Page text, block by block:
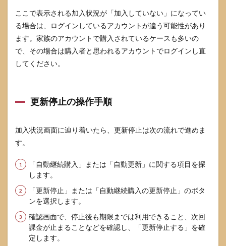
ここで表示される加入状況が「加入していない」になってい
る場合は、ログインしているアカウントが違う可能性があり
ます。家族のアカウントで購入されているケースも多いの
で、その場合は購入者と思われるアカウントでログインし直
してください。
更新停止の操作手順
加入状況画面に辿り着いたら、更新停止は次の流れで進めま
す。
「自動継続購入」または「自動更新」に関する項目を探
します。
「更新停止」または「自動継続購入の更新停止」のボタ
ンを選択します。
確認画面で、停止後も期限までは利用できること、次回
課金が止まることなどを確認し、「更新停止する」を確
定します。